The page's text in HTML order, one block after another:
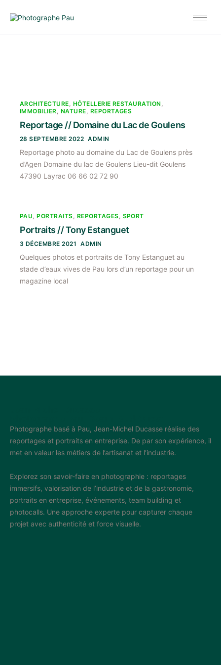
ARCHITECTURE, HÔTELLERIE RESTAURATION ,
IMMOBILIER, NATURE, REPORTAGES
Reportage // Domaine du Lac de Goulens
28 SEPTEMBRE 2022 ADMIN
Reportage photo au domaine du Lac de Goulens près
d’Agen Domaine du lac de Goulens Lieu-dit Goulens
47390 Layrac 06 66 02 72 90
PAU,PORTRAITS, REPORTAGES, SPORT
Portraits // Tony Estanguet
3 DÉCEMBRE 2021 ADMIN
Quelques photos et portraits de Tony Estanguet au
stade d’eaux vives de Pau lors d’un reportage pour un
magazine local
Photographe basé à Pau, Jean-Michel Ducasse réalise des
reportages et portraits en entreprise. De par son expérience, il
met en valeur les métiers de l’artisanat et l’industrie.
Explorez son savoir-faire en photographie : reportages
immersifs, valorisation de l’industrie et de la gastronomie,
portraits en entreprise, événements, team building et
photocalls. Une approche experte pour capturer chaque
projet avec authenticité et force visuelle.